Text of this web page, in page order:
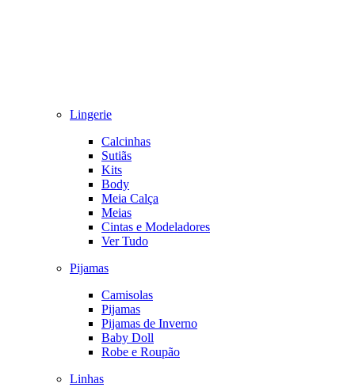
Lingerie
Calcinhas
Sutiãs
Kits
Body
Meia Calça
Meias
Cintas e Modeladores
Ver Tudo
Pijamas
Camisolas
Pijamas
Pijamas de Inverno
Baby Doll
Robe e Roupão
Linhas